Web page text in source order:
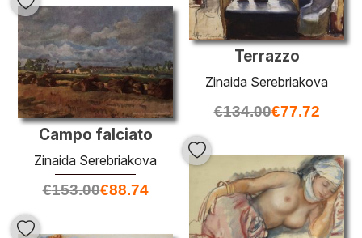
Terrazzo
Zinaida Serebriakova
€134.00€77.72
Campo falciato
Zinaida Serebriakova
€153.00€88.74